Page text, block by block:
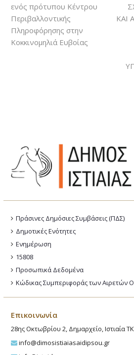
ενός πρότυπου Κέντρου
Περιβαλλοντικής
Πληροφόρησης στην
Κοκκινομηλιά Ευβοίας
ΚΑΙ
Πράσινες Δημόσιες Συμβάσεις (ΠΔΣ)
Δημοτικές Ενότητες
Ενημέρωση
15808
Προσωπικά Δεδομένα
Κώδικας Συμπεριφοράς των Αιρετών
Επικοινωνία
28ης Οκτωβρίου 2, Δημαρχείο, Ιστιαία
info@dimosistiaiasaidipsou.gr